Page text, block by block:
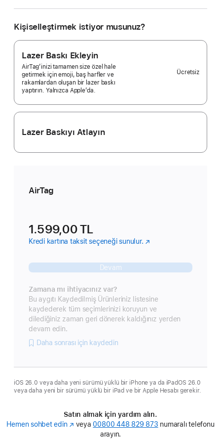
almak
Tekli
paket
Selected)
Kişiselleştirmek istiyor musunuz?
Lazer Baskı Ekleyin
AirTag’inizi tamamen size özel hale
getirmek için emoji, baş harfler ve
rakamlardan oluşan bir lazer baskı
yaptırın. Yalnızca Apple’da.
Ücretsiz
Lazer Baskıyı Atlayın
AirTag
1.599,00 TL
Kredi kartına taksit seçeneği sunulur.
açılır)
Devam
Zamana mı ihtiyacınız var?
Bu aygıtı Kaydedilmiş Ürünleriniz listesine
kaydederek tüm seçimlerinizi koruyun ve
dilediğiniz zaman geri dönerek kaldığınız yerden
devam edin.
Daha sonrası için kaydedin
iOS 26.0 veya daha yeni sürümü yüklü bir iPhone ya da iPadOS 26.0
veya daha yeni bir sürümü yüklü bir iPad ve bir Apple Hesabı gerekir.
Satın almak için yardım alın.
Hemen sohbet edin(Yeni
pencerede
veya 00800 448 829 873 numaralı telefonu
arayın.